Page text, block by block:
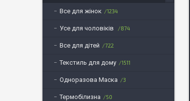
Все для жінок 1234
Усе для чоловіків 874
Все для дітей 722
Текстиль для дому 1511
Одноразова Маска 3
Термобілизна 50